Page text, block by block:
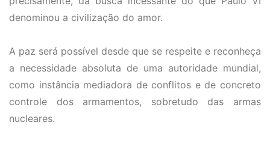
denominou a civilização do amor.
A paz será possível desde que se respeite e reconheça
a necessidade absoluta de uma autoridade mundial,
como instância mediadora de conflitos e de concreto
controle dos armamentos, sobretudo das armas
nucleares.